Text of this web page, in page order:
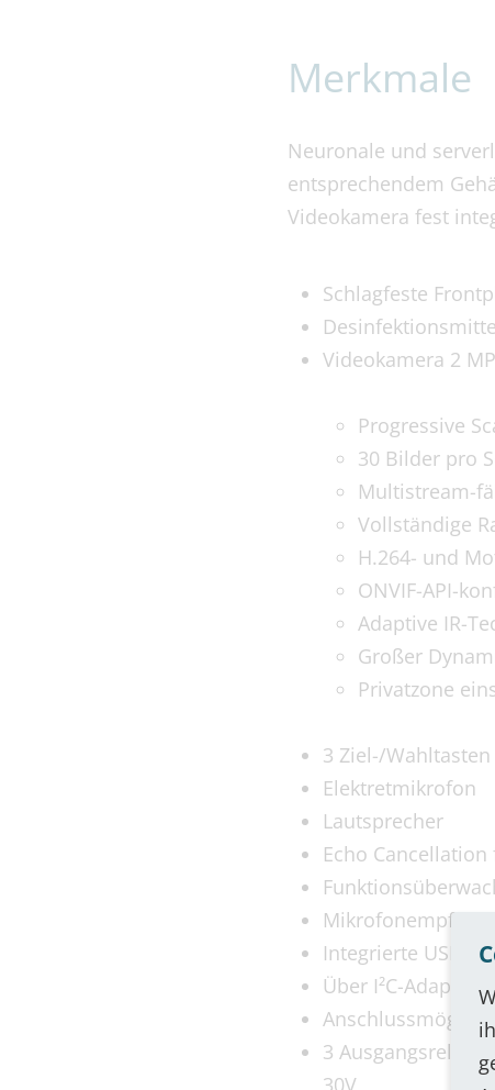
Merkmale
Neuronale und
entsprechendem
Videokamera fest
Schlagfeste
Videokamera 2
Progressive
30 Bilder pro
Multistream-
Vollständige
H.264- und
ONVIF-API-
Adaptive IR-
Großer
Privatzone
3 Ziel-/
Elektretmikrofon
Lautsprecher
Echo
Integrierte USB-
Über I²C-Adapter
3 Ausgangsrelais
30V